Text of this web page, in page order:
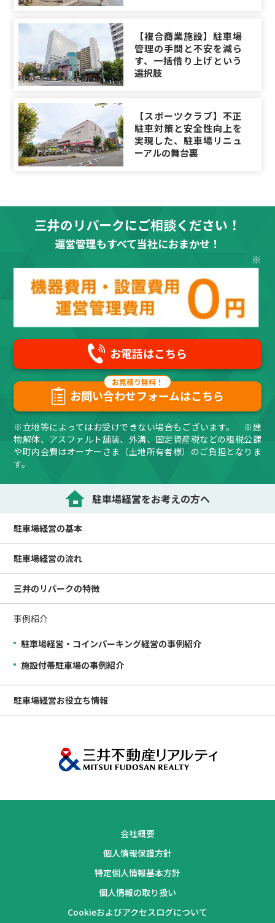
【複合商業施設】駐車場
管理の手間と不安を減ら
す、一括借り上げという
選択肢
【スポーツクラブ】不正
駐車対策と安全性向上を
実現した、駐車場リニュ
ーアルの舞台裏
三井のリパークにご相談ください！
運営管理もすべて当社におまかせ！
お電話はこちら
お問い合わせフォームはこちら
※立地等によってはお受けできない場合もございます。 ※建
物解体、アスファルト舗装、外溝、固定資産税などの租税公課
や町内会費はオーナーさま（土地所有者様）のご負担となりま
す。
駐車場経営をお考えの方へ
駐車場経営の基本
駐車場経営の流れ
三井のリパークの特徴
事例紹介
駐車場経営・コインパーキング経営の事例紹介
施設付帯駐車場の事例紹介
駐車場経営お役立ち情報
会社概要
個人情報保護方針
特定個人情報基本方針
個人情報の取り扱い
Cookieおよびアクセスログについて